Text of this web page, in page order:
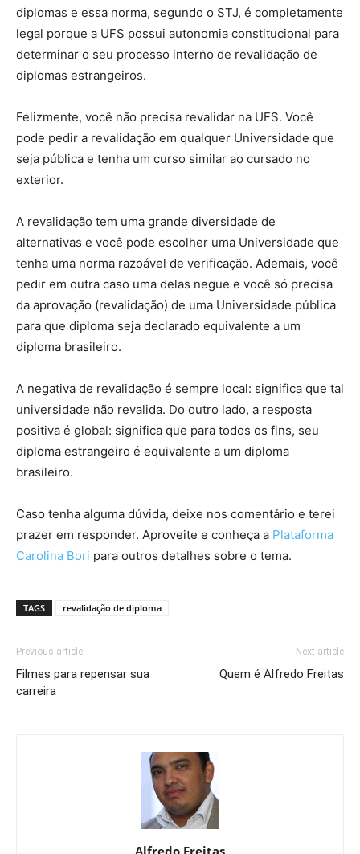
diplomas e essa norma, segundo o STJ, é completamente
legal porque a UFS possui autonomia constitucional para
determinar o seu processo interno de revalidação de
diplomas estrangeiros.
Felizmente, você não precisa revalidar na UFS. Você
pode pedir a revalidação em qualquer Universidade que
seja pública e tenha um curso similar ao cursado no
exterior.
A revalidação tem uma grande diversidade de
alternativas e você pode escolher uma Universidade que
tenha uma norma razoável de verificação. Ademais, você
pedir em outra caso uma delas negue e você só precisa
da aprovação (revalidação) de uma Universidade pública
para que diploma seja declarado equivalente a um
diploma brasileiro.
A negativa de revalidação é sempre local: significa que tal
universidade não revalida. Do outro lado, a resposta
positiva é global: significa que para todos os fins, seu
diploma estrangeiro é equivalente a um diploma
brasileiro.
Caso tenha alguma dúvida, deixe nos comentário e terei
prazer em responder. Aproveite e conheça a Plataforma
Carolina Bori para outros detalhes sobre o tema.
TAGS revalidação de diploma
Previous article
Filmes para repensar sua
carreira
Next article
Quem é Alfredo Freitas
Alfredo Freitas